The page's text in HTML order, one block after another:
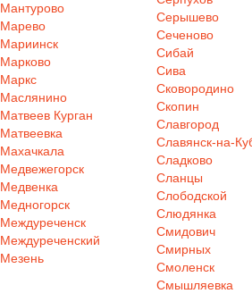
Мантурово
Марево
Мариинск
Марково
Маркс
Маслянино
Матвеев Курган
Матвеевка
Махачкала
Медвежегорск
Медвенка
Медногорск
Междуреченск
Междуреченский
Мезень
Серышево
Сеченово
Сибай
Сива
Сковородино
Скопин
Славгород
Славянск-на-
Сладково
Сланцы
Слободской
Слюдянка
Смидович
Смирных
Смоленск
Смышляевка